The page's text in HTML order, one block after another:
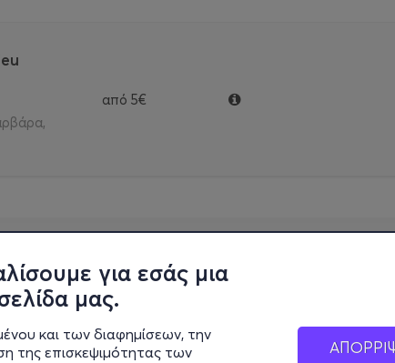
για εσάς μια
μας.
και των διαφημίσεων, την
της επισκεψιμότητας των
από 5€